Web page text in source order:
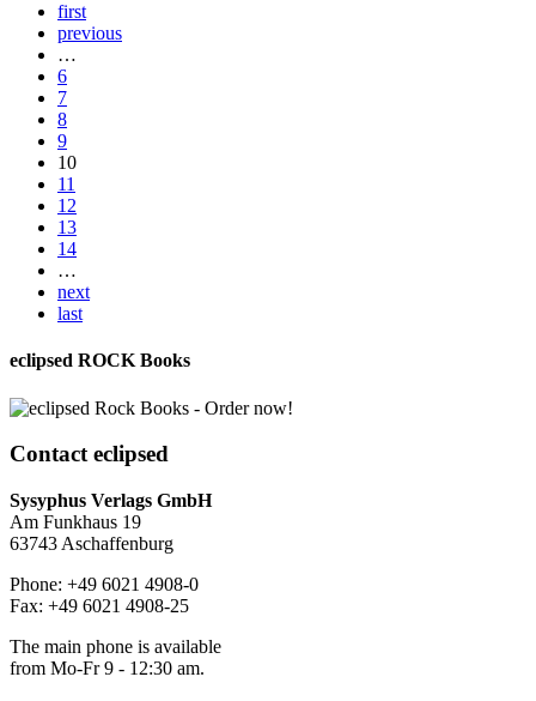
first
previous
…
6
7
8
9
10
11
12
13
14
…
next
last
eclipsed ROCK Books
Contacteclipsed
Sysyphus Verlags GmbH
Am Funkhaus 19
63743 Aschaffenburg
Phone: +49 6021 4908-0
Fax: +49 6021 4908-25
The main phone is available
from Mo-Fr 9 - 12:30 am.